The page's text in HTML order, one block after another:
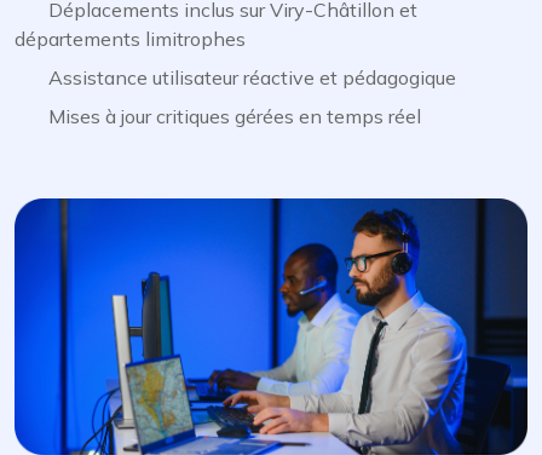
Déplacements inclus sur Viry-Châtillon et
départements limitrophes
Assistance utilisateur réactive et pédagogique
Mises à jour critiques gérées en temps réel